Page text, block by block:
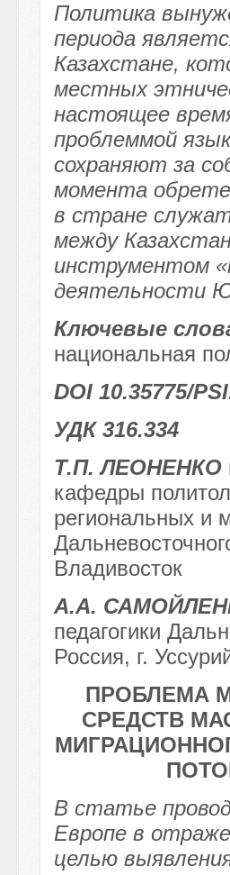
Политика
периода
Казахстане,
местных
настоящее
проблеммой
сохраняют за
момента
в стране
между
инструментом
деятельности
Ключевые
национальная
DOI 10.35775/
УДК 316.334
Т.П. ЛЕОНЕНКО
кафедры
региональных и
Владивосток
А.А.
педагогики
Россия, г.
ПРОБЛЕМА
СРЕДСТВ
В статье
Европе в
целью